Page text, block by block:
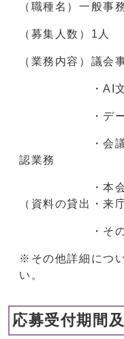
（職種名）一般事
（募集人数）1人
（業務内容）議会
・AI文字起
・データ
・会議録原稿
認業務
・本会議及
（資料の貸出・来
・その他職
※その他詳細につ
い。
応募受付期間